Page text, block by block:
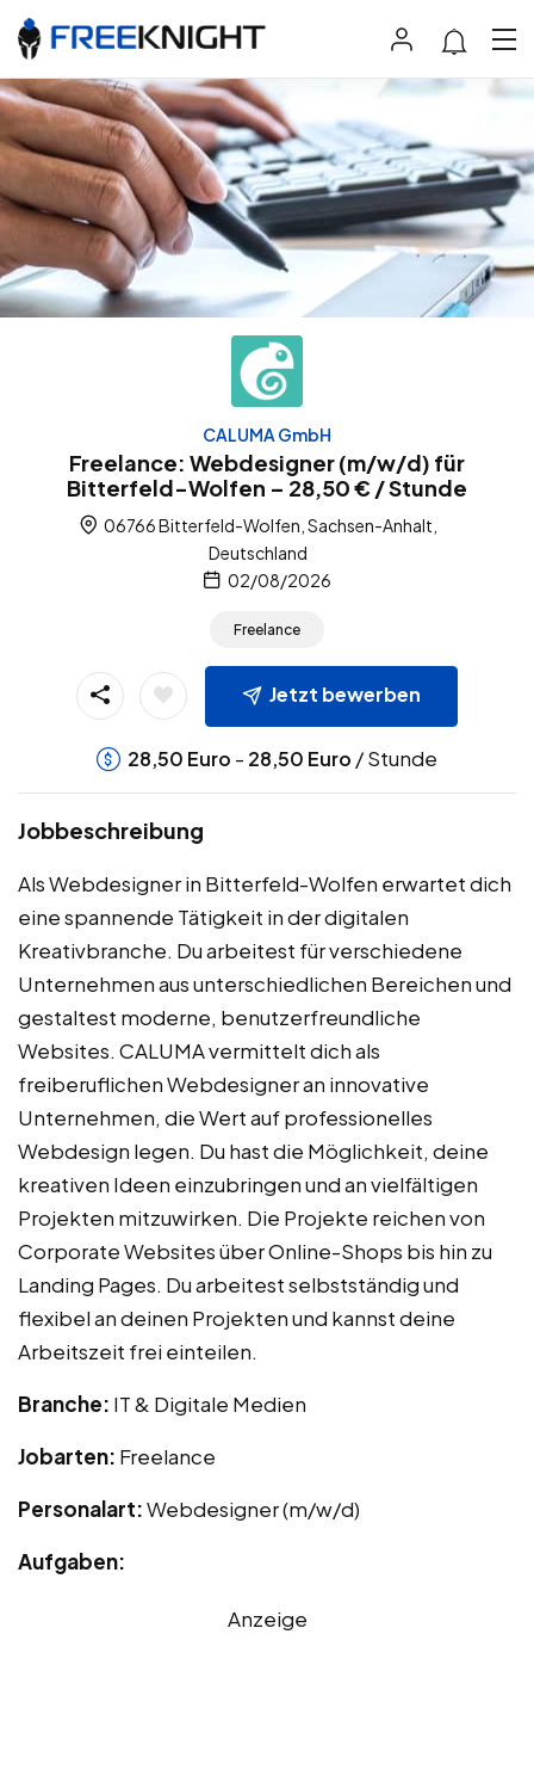
CALUMA GmbH
Freelance: Webdesigner (m/w/d) für
Bitterfeld-Wolfen – 28,50 € / Stunde
06766 Bitterfeld-Wolfen, Sachsen-Anhalt,
Deutschland
02/08/2026
Freelance
Jetzt bewerben
28,50 Euro - 28,50 Euro / Stunde
Jobbeschreibung
Als Webdesigner in Bitterfeld-Wolfen erwartet dich
eine spannende Tätigkeit in der digitalen
Kreativbranche. Du arbeitest für verschiedene
Unternehmen aus unterschiedlichen Bereichen und
gestaltest moderne, benutzerfreundliche
Websites. CALUMA vermittelt dich als
freiberuflichen Webdesigner an innovative
Unternehmen, die Wert auf professionelles
Webdesign legen. Du hast die Möglichkeit, deine
kreativen Ideen einzubringen und an vielfältigen
Projekten mitzuwirken. Die Projekte reichen von
Corporate Websites über Online-Shops bis hin zu
Landing Pages. Du arbeitest selbstständig und
flexibel an deinen Projekten und kannst deine
Arbeitszeit frei einteilen.
Branche: IT & Digitale Medien
Jobarten: Freelance
Personalart:Webdesigner (m/w/d)
Aufgaben:
Anzeige